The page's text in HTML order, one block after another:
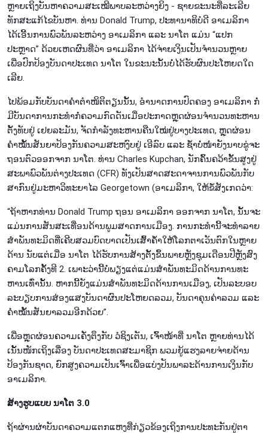
ຫຼາຍ​ເຖິງ​ບັນ​ຫາ​ຄວາມ​ສະ​ເໝີ​ພາບ​ລະ​ຫວ່າງ​ຍິງ - ຊາຍ​​ຂະ​ນະ​ທີ່ລະ​ເລີຍ
ທັກ​ສະ​ແກ້​ໄຂ​ບັນ​ຫາ. ທ່ານ Donald Trump, ປະ​ທາ​ນາ​ທິ​ບໍ​ດີ ອາ​ເມ​ລິ​ກາ
ໄດ້​ເອີ້ນ​ການ​ພົວ​ພັນ​ລະ​ຫວ່າງ ອາ​ເມ​ລິ​ກາ ແລະ ນາ​ໂຕ ແມ່ນ “ແປກ
ປະຫຼາດ” ດ້ວຍເຫດ​ຜົນ​ທີ່​ວ່າ ອາ​ເມ​ລິ​ກາ ໄດ້​ຈ່າຍ​ເງິນ​ເປັນ​ຈຳ​ນວນ​ຫຼາຍ​
ເພື່ອ​ປົກ​ປ້ອງ​ບັນ​ດາ​ປະ​ເທດ ນາ​ໂຕ ໃນ​ຂະ​ນະ​ນັ້ນ​ບໍ່​ໄດ້​ຮັບ​ຜົນ​ປະ​ໂຫຍດ​ໃດ​
ເລີຍ.
ໄປ​ພ​້ອມ​ກັບ​ບັນ​ດາ​ຄຳ​ຕຳ​ໜິ​ຕິ​ຕຽນ​ນັ້ນ, ອຳ​ນາດ​ການ​ປົດ​ຄອງ ອາ​ເມ​ລິ​ກາ ກໍ່​
ມີ​ບັນ​ດາ​ການ​ກະ​ທຳ​ກໍ່​ຄວາມ​ກົດ​ດັນ​ເມື່ອ​ປະ​ກາດ​ຫຼຸດ​ຜ່ອນ​ຈຳ​ນວນ​ທະ​ຫານ​
ຕັ້ງ​ທັບ​ຢູ່ ເຢ​ຍ​ລະ​ມັນ, ຈັດ​ກຳ​ລັງ​ທະ​ຫານ​ຄືນ​ໃໝ່​ຢູ່​ບາງ​ປະ​ເທດ​, ຫຼຸດ​ຜ່ອນ​
ຄຳ​ໝັ້ນ​ສັນ​ຍາ​ປ້ອງ​ກັນ​ຄວາມ​ສະ​ຫງົບ​ຢູ່ ເອີ​ລົບ ແລະ ຊ້ຳ​ບໍ່​ໜຳຍັງ​ນາບ​ຂູ່​​ຈະ
ຖອນ​ຕົວ​ອອກ​ຈາກ ນາ​ໂຕ. ທ່ານ Charles Kupchan, ນັກ​ຄົ້ນ​ຄວ້າ​ຂັ້ນ​ສູງ​ຢູ່​
ສະ​ພາ​ພົວ​ພັນ​ຕ່າງ​ປະ​ເທດ (CFR) ທັງ​ເປັນ​ສາດ​ສະ​ດາ​ຈານ​ການ​ພ​ົວ​ພັນ​ກັບ​
ສາ​ກົນ​ຢູ່​ມະ​ຫາ​ວິ​ທະ​ຍາ​ໄລ Georgetown (ອາ​ເມ​ລິ​ກາ, ໃຫ້​ຂໍ້​ສັງ​ເກດ​ວ່າ:
“ຖ້າ​ຫາກ​ທ່ານ Donald Trump ຖອນ ອາ​ເມ​ລິ​ກາ ອອກ​ຈາກ ນາ​ໂຕ, ນັ້ນ​ຈະ​
ແມ່ນການ​ສັນ​ສະ​ເທື່ອນ​ດ້ານ​ພູ​ມ​ສາດ​ການ​ເມືອງ. ການ​ກະ​ທຳ​ນີ້​ຈະ​ທຳ​ລາຍ​
ສຳ​ພັນ​ທະ​ມິດ​​ທີ່ເຄີບ​ສວມ​ບົດ​ບາດ​​ເປັນເສົ້າ​ຄ້ຳ​ໃຫ້​ໂລກ​ຕາ​ເວັນ​ຕົກໃນ​ຫຼາຍ​
ດ້ານ ນັບ​ແຕ່​ເມື່ອ ນາ​ໂຕ ໄດ້​ຮັບ​ການ​ສ້າງ​ຕັ້ງ​ຂຶ້​ນພາຍ​ຫຼັງ​ຊຸມ​ເດືອນ​ປີ​ຫຼັງ​ສົງ​
ຄາມ​​ໂລກຄັ້ງ​ທີ 2. ເພາະ​ວ່ານີ້ບໍ່​ພ​ຽງ​ແຕ່ແມ່ນ​ສຳ​ພັນ​ທະ​ມິດ​ດ້ານ​ການ​ທະ​
ຫານ​ເທົ່າ​ນັ້ນ. ​ຫາກນີ້​ຍັງ​ແມ່ນ​ສຳ​ພັນ​ທະ​ມິດ​ດ້ານ​ການ​ເມືອງ, ເປັນ​ລະ​ບອບ​
ລະ​ບຽບ​ການ​ສ່ອ​ງ​ແສງ​ບັນ​ດາ​ຜົນ​ປະ​ໂຫຍດ​ລວມ, ບັນ​ດາ​ຄຸນ​ຄ່າ​ລວມ ແລະ
ຄຳ​ໝັ້ນ​ສັນ​ຍາ​ລວມ​ອີກ​ດ້ວຍ”.
ເພື່ອ​ຫຼຸດ​ຜ່ອນ​ຄວາມ​ເຄັ່ງ​ຕຶງ​ກັບ ວໍ​ຊິງ​ເຕັນ,​ ເຈົ້າ​ໜ້າ​ທີ່ ນາ​ໂຕ ຫຼາຍ​ທ່ານ​ໄດ້​
ເນັ້ນ​ໜັກ​ເຖິງ​ເລື່ອງ ບັນ​ດາ​ປະ​ເທດ​ສະ​ມາ​ຊິກ ພວມ​ຍູ້​ແຮງ​ລາຍ​ຈ່າຍ​ດ້ານ​
ປ້ອງ​ກັນ​ຊາດ, ຍົກ​ສູງ​ຄວາມ​ເປັນ​ເຈົ້າ​ເພື່ອ​ແບ່ງ​ປັນ​ພາ​ລະ​ດ້ານ​ການ​ເງິນ​ກັບ
ອາ​ເມ​ລິ​ກາ.
ສ້າງ​ຮູບ​ແບບ ນາ​ໂຕ 3.0
ຖ້າຜ່ານ​ຜ່າ​ບັນ​ດາ​ຄວາມ​ແຕກ​ແຫງທີ່​ກ່ຽວ​ຂ້ອງ​ເຖິງ​ການ​ປະ​ທະ​ກັນ​ຢູ່​ຕາ​